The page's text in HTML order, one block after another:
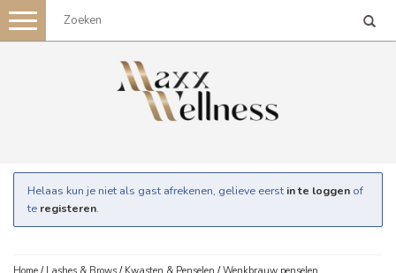
Toggle
navigation
Helaas kun je niet als gast afrekenen, gelieve eerst in te loggen of
te registeren.